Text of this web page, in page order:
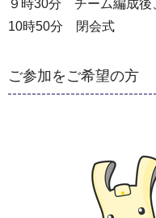
９時30分 チーム編成後
10時50分 閉会式
ご参加をご希望の方